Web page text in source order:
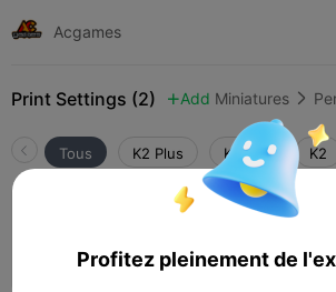
Acgames
Print Settings (2)  Add Miniatures 
Tous K2 Plus K2 Pro K2
0.2mm layer, 2 walls, 15%
Auteur  03h 19m  1
Profitez pleinement de